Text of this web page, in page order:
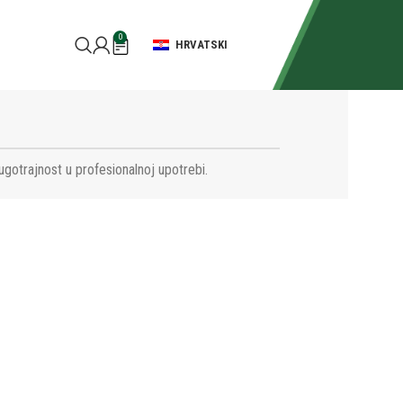
0
HRVATSKI
u profesionalnoj upotrebi.